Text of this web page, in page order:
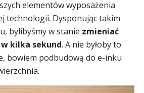
elementów wyposażenia
technologii. Dysponując takim
bylibyśmy w stanie zmieniać
kilka sekund. A nie byłoby to
bowiem podbudową do e-inku